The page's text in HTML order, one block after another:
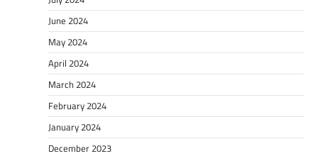
June 2024
May 2024
April 2024
March 2024
February 2024
January 2024
December 2023